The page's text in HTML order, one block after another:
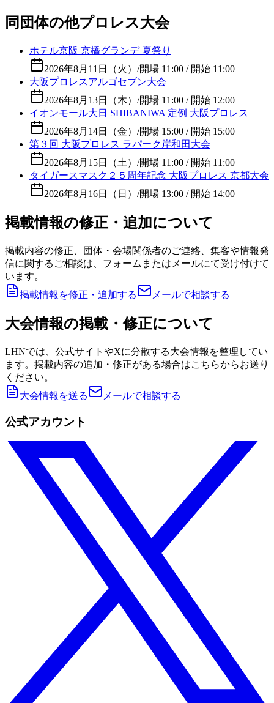
同団体の他プロレス大会
ホテル京阪 京橋グランデ 夏祭り
2026年8月11日（火） /開場 11:00 / 開始 11:00
大阪プロレスアルゴセブン大会
2026年8月13日（木） /開場 11:00 / 開始 12:00
イオンモール大日 SHIBANIWA 定例 大阪プロレス
2026年8月14日（金） /開場 15:00 / 開始 15:00
第３回 大阪プロレス ラパーク岸和田大会
2026年8月15日（土） /開場 11:00 / 開始 11:00
タイガースマスク２５周年記念 大阪プロレス 京都大会
2026年8月16日（日） /開場 13:00 / 開始 14:00
掲載情報の修正・追加について
掲載内容の修正、団体・会場関係者のご連絡、集客や情報発
信に関するご相談は、フォームまたはメールにて受け付けて
います。
掲載情報を修正・追加する
メールで相談する
大会情報の掲載・修正について
LHNでは、公式サイトやXに分散する大会情報を整理してい
ます。掲載内容の追加・修正がある場合はこちらからお送り
ください。
大会情報を送る
メールで相談する
公式アカウント